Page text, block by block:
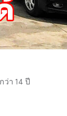
า 14 ปี